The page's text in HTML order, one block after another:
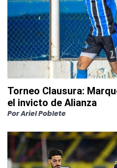
Torneo Clausura:
el invicto de Alianza
PorAriel Poblete